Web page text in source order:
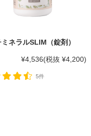
ネラルSLIM（錠剤）
¥4,536(税抜 ¥4,200)
5件